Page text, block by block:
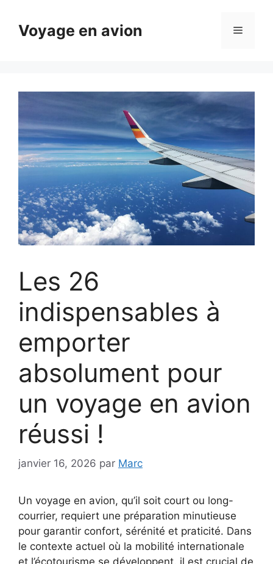
contenuVoyage en avion Menu
Les 26
indispensables à
emporter
absolument pour
un voyage en avion
réussi !
janvier 16, 2026 par Marc
Un voyage en avion, qu’il soit court ou long-
courrier, requiert une préparation minutieuse
pour garantir confort, sérénité et praticité. Dans
le contexte actuel où la mobilité internationale